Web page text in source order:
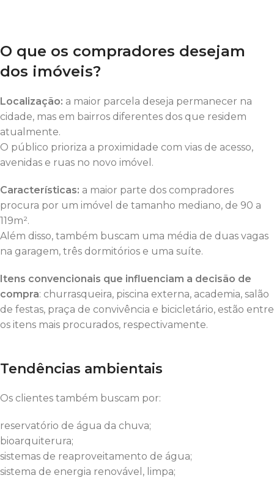
O que os compradores desejam
dos imóveis?
Localização: a maior parcela deseja permanecer na
cidade, mas em bairros diferentes dos que residem
atualmente.
O público prioriza a proximidade com vias de acesso,
avenidas e ruas no novo imóvel.
Características: a maior parte dos compradores
procura por um imóvel de tamanho mediano, de 90 a
119m².
Além disso, também buscam uma média de duas vagas
na garagem, três dormitórios e uma suíte.
Itens convencionais que influenciam a decisão de
compra: churrasqueira, piscina externa, academia, salão
de festas, praça de convivência e bicicletário, estão entre
os itens mais procurados, respectivamente.
Tendências ambientais
Os clientes também buscam por:
reservatório de água da chuva;
bioarquiterura;
sistemas de reaproveitamento de água;
sistema de energia renovável, limpa;